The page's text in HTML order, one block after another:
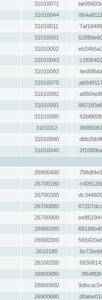
31010071
31010044
31010011
31010051
31010052
31010043
31010093
31010070
31010092
31010091
31010080
3101012
31010090
31010040
26900400
26700180
26700200
26700880
26700900
26900280
26900300
2610180
26100200
26900880
26900900
26900680